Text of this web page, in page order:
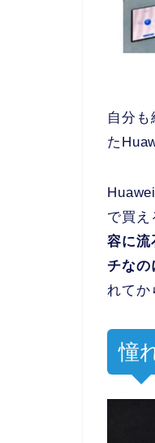
自分
た
で買え
容に流
チなの
れてか
憧